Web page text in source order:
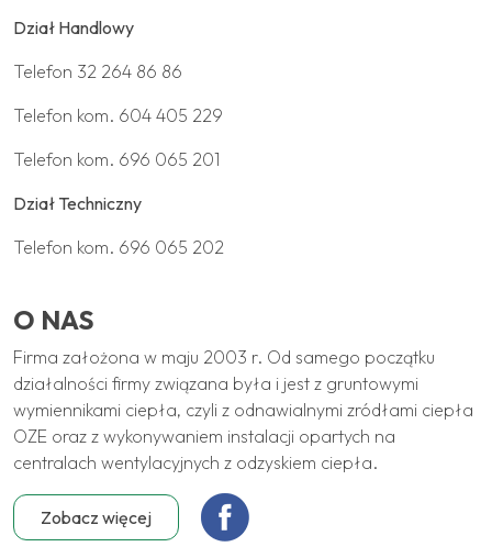
Dział Handlowy
Telefon 32 264 86 86
Telefon kom. 604 405 229
Telefon kom. 696 065 201
Dział Techniczny
Telefon kom. 696 065 202
O NAS
Firma założona w maju 2003 r. Od samego początku
działalności firmy związana była i jest z gruntowymi
wymiennikami ciepła, czyli z odnawialnymi zródłami ciepła
OZE oraz z wykonywaniem instalacji opartych na
centralach wentylacyjnych z odzyskiem ciepła.
Zobacz więcej